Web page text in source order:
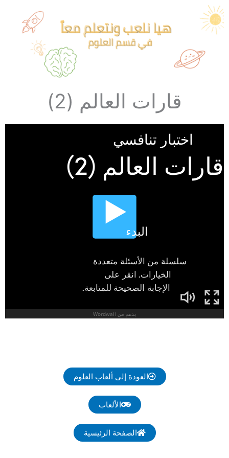
قارات العالم (2)​
العودة إلى ألعاب العلوم
الألعاب
الصفحة الرئيسية